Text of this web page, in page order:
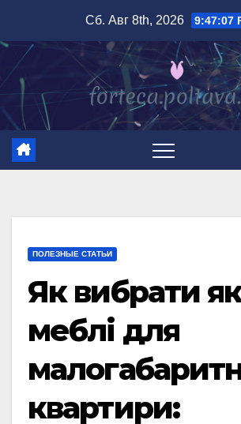
содержимому
Сб. Авг 8th, 2026 9:47:08
ПОЛЕЗНЫЕ СТАТЬИ
Як вибрати
меблі для
квартири: